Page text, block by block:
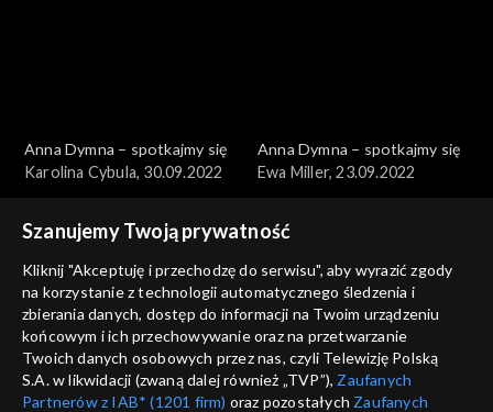
Anna Dymna – spotkajmy się
Karolina Cybula, 30.09.2022
Anna Dymna – spotkajmy się
Ewa Miller, 23.09.2022
Anna Dymna – spotkajmy się
Martyna Marchewka,
16.09.2022
Anna Dymna – spotkajmy się
Piotr Mazur, 09.09.2022
Szanujemy Twoją prywatność
Kliknij "Akceptuję i przechodzę do serwisu", aby wyrazić zgody
na korzystanie z technologii automatycznego śledzenia i
zbierania danych, dostęp do informacji na Twoim urządzeniu
końcowym i ich przechowywanie oraz na przetwarzanie
Twoich danych osobowych przez nas, czyli Telewizję Polską
S.A. w likwidacji (zwaną dalej również „TVP”), Zaufanych
Partnerów z IAB* (1201 firm) oraz pozostałych Zaufanych